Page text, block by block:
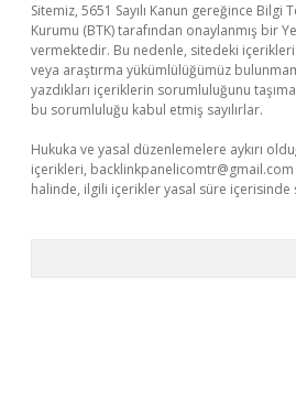
Sitemiz, 5651 Sayılı Kanun gereğince Bilgi
Kurumu (BTK) tarafından onaylanmış bir
vermektedir. Bu nedenle, sitedeki
veya araştırma yükümlülüğümüz
yazdıkları içeriklerin sorumluluğunu
bu sorumluluğu kabul etmiş sayılırlar.
Hukuka ve yasal düzenlemelere aykırı
içerikleri, backlinkpanelicomtr@gmail.com
halinde, ilgili içerikler yasal süre içerisinde